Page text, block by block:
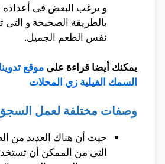
و يرغب البعض فى أعداده
بالطريقة الصحيحة و
نفس الطعم الجميل.
يمكنك أيضا قراءة على موقع
السمك الفيلية زي المحلات
وصفات مختلفة لعمل
حيث أن هناك العديد من
التى من الممكن أن